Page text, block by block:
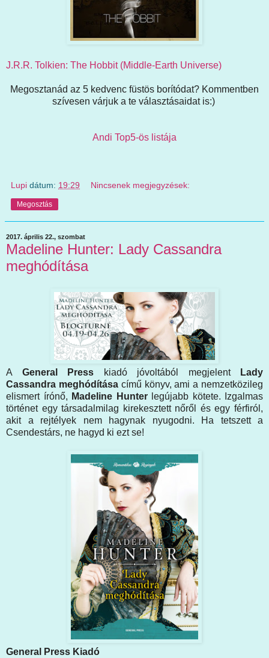
J.R.R. Tolkien: The Hobbit (Middle-Earth Universe)
Megosztanád az 5 kedvenc füstös borítódat? Kommentben
szívesen várjuk a te választásaidat is:)
Andi Top5-ös listája
Lupi dátum: 19:29 Nincsenek megjegyzések:
Megosztás
2017. április 22., szombat
Madeline Hunter: Lady Cassandra
meghódítása
A General Press kiadó jóvoltából megjelentLady
Cassandra meghódításacímű könyv, ami a nemzetközileg
elismert írónő, Madeline Hunterlegújabb kötete. Izgalmas
történet egy társadalmilag kirekesztett nőről és egy férfiról,
akit a rejtélyek nem hagynak nyugodni. Ha tetszett a
Csendestárs, ne hagyd ki ezt se!
General Press Kiadó